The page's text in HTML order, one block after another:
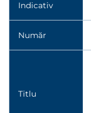
Indicativ
Număr
Titlu